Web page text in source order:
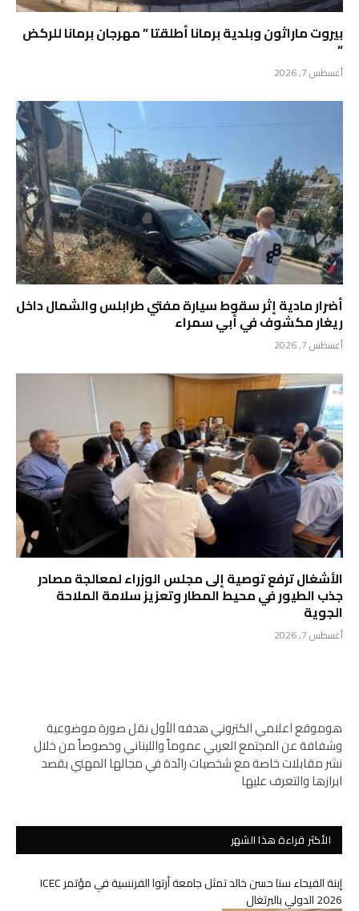
بيروت ماراثون وبلدية برمانا أطلقتا ” مهرجان برمانا للركض
“
أغسطس 7, 2026
أضرار مادية إثر سقوط سيارة مفتي طرابلس والشمال داخل
ريغار مكشوف في أبي سمراء
أغسطس 7, 2026
الأشغال ترفع توصية إلى مجلس الوزراء لمعالجة مصادر
جذب الطيور في محيط المطار وتعزيز سلامة الملاحة
الجوية
أغسطس 7, 2026
هوموقع اعلامي الكتروني هدفه الأول نقل صورة موضوعية
وشفافة عن المجتمع العربي عموماً واللبناني وخصوصاً من خلال
نشر مقابلات خاصة مع شخصيات رائدة في مجالها المهني بقصد
ابرازها والتعرف عليها
الأكثر قراءة هذا الشهر
إبنة الفيحاء سنا حسن خالد تمثل جامعة أرتوا الفرنسية في مؤتمر ICEC
2026 الدولي بالبرتغال